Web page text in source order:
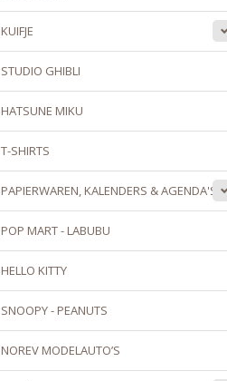
KUIFJE
STUDIO GHIBLI
HATSUNE MIKU
T-SHIRTS
PAPIERWAREN, KALENDERS & AGENDA'S
POP MART - LABUBU
HELLO KITTY
SNOOPY - PEANUTS
NOREV MODELAUTO’S